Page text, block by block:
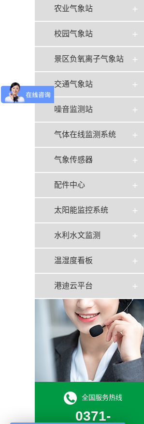
农业气象站
校园气象站
景区负氧离子气象站
交通气象站
噪音监测站
气体在线监测系统
气象传感器
配件中心
太阳能监控系统
水利水文监测
温湿度看板
港迪云平台
全国服务热线
0371-